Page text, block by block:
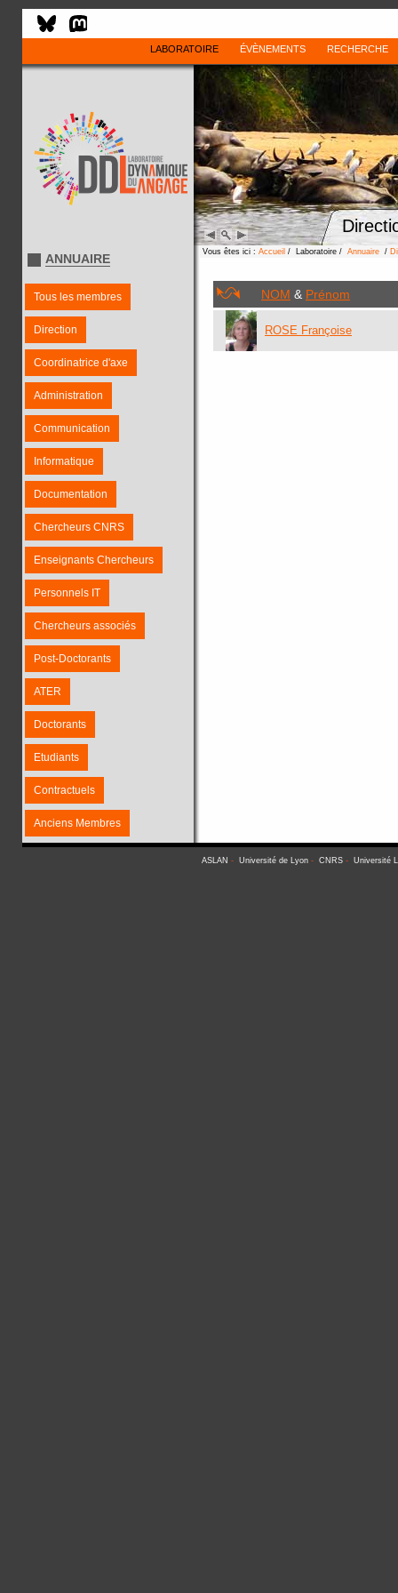
LABORATOIRE ÉVÈNEMENTS RECHERCHE
ANNUAIRE
Tous les membres
Direction
Coordinatrice d'axe
Administration
Communication
Informatique
Documentation
Chercheurs CNRS
Enseignants Chercheurs
Personnels IT
Chercheurs associés
Post-Doctorants
ATER
Doctorants
Etudiants
Contractuels
Anciens Membres
Vous êtes ici : Accueil / Laboratoire / Annuaire /
NOM & Prénom
ROSE Françoise
ASLAN - Université de Lyon- CNRS- Université